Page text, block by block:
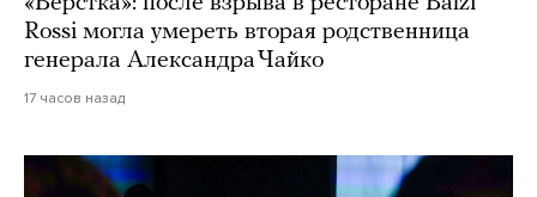
Rossi могла умереть вторая родственница
генерала Александра Чайко
17 часов назад